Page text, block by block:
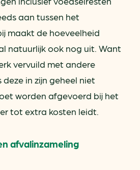
aan tussen het
maakt de hoeveelheid
natuurlijk ook nog uit. Want
vervuild met andere
in zijn geheel niet
worden afgevoerd bij het
tot extra kosten leidt.
afvalinzameling